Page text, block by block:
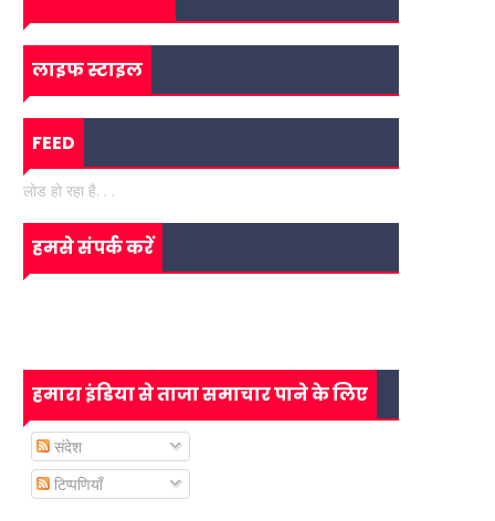
लाइफ स्टाइल
FEED
लोड हो रहा है. . .
हमसे संपर्क करें
हमारा इंडिया से ताजा समाचार पाने के लिए
संदेश
टिप्पणियाँ